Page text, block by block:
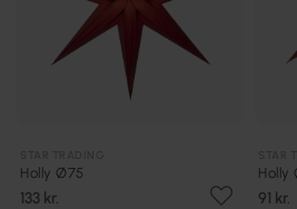
Holly Ø75
133 kr.
Holly
91 kr.